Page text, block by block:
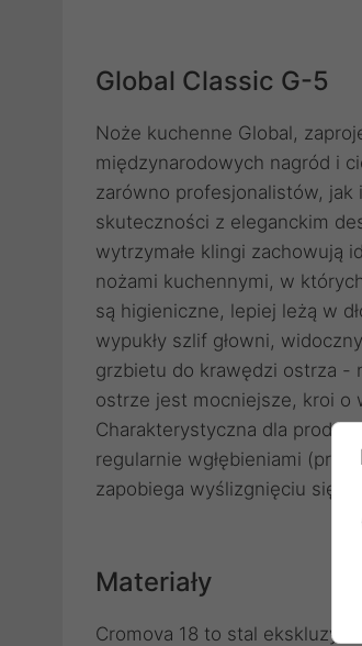
Global Classic G-5
Noże kuchenne Global,
międzynarodowych nagród i
zarówno profesjonalistów, jak
skuteczności z eleganckim
wytrzymałe klingi zachowują
nożami kuchennymi, w
są higieniczne, lepiej leżą w
wypukły szlif głowni,
grzbietu do krawędzi ostrza -
ostrze jest mocniejsze, kroi o
Charakterystyczna dla
regularnie wgłębieniami
zapobiega wyślizgnięciu się
Materiały
Cromova 18 to stal